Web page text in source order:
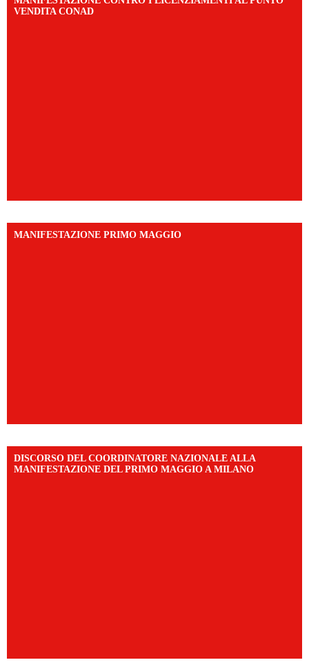
VENDITA CONAD
MANIFESTAZIONE PRIMO MAGGIO
DISCORSO DEL COORDINATORE NAZIONALE ALLA
MANIFESTAZIONE DEL PRIMO MAGGIO A MILANO